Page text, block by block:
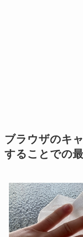
ブラウザのキ
することでの